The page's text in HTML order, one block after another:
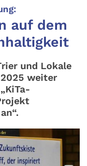
auf dem
und Lokale
2025 weiter